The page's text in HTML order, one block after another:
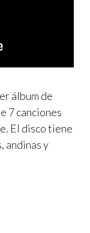
álbum de
7 canciones
El disco tiene
andinas y